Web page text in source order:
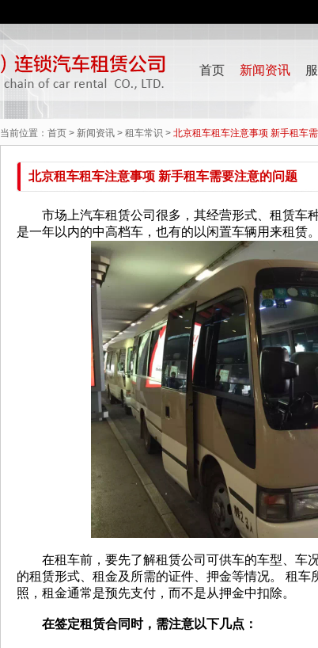
首页 新闻资讯
当前位置： 首页 > 新闻资讯 > 租车常识 > 北京租车租车注意事项 新手租车
北京租车租车注意事项 新手租车需要注意的问题
市场上汽车租赁公司很多，其经营形式、租赁车
是一年以内的中高档车，也有的以闲置车辆用来租赁。
在租车前，要先了解租赁公司可供车的车型、车
的租赁形式、租金及所需的证件、押金等情况。 租
照，租金通常是预先支付，而不是从押金中扣除。
在签定租赁合同时，需注意以下几点：